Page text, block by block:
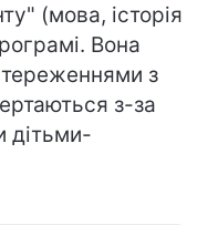
(мова, історія
Вона
з
з-за
дітьми-